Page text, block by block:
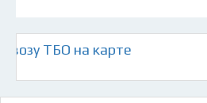
ТБО на карте